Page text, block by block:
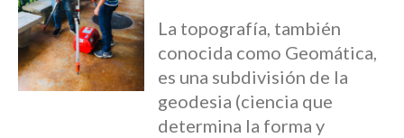
La topografía, también
conocida como Geomática,
es una subdivisión de la
geodesia (ciencia que
determina la forma y